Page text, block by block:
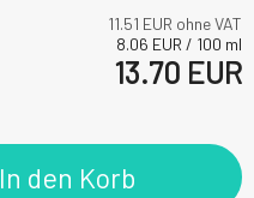
11.51 EUR ohne VAT
8.06 EUR / 100 ml
13.70 EUR
In den Korb